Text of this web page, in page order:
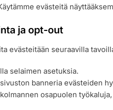
evästeitä
ja opt-out
evästeitään seuraavilla
selaimen asetuksia.
banneria evästeiden
osapuolen